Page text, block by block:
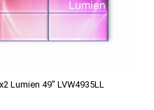
Lumien 49" LVW4935LL